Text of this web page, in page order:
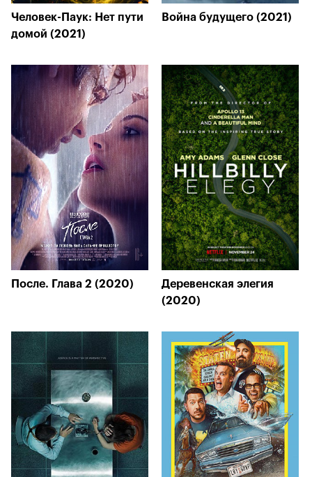
Человек-Паук: Нет пути
домой (2021)
Война будущего (2021)
После. Глава 2 (2020)
Деревенская элегия
(2020)